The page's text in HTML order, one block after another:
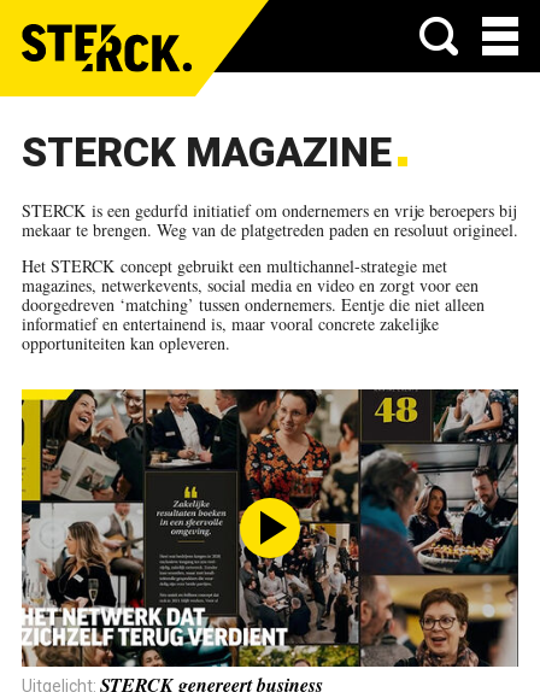
Menu
STERCK MAGAZINE
STERCKis een gedurfd initiatief om ondernemers en vrije beroepers bij
mekaar te brengen. Weg van de platgetreden paden en resoluut origineel.
Het STERCK concept gebruikt een multichannel-strategie met
magazines, netwerkevents, social media en video en zorgt voor een
doorgedreven ‘matching’ tussen ondernemers. Eentje die niet alleen
informatief en entertainend is, maar vooral concrete zakelijke
opportuniteiten kan opleveren.
Uitgelicht: STERCK genereert business